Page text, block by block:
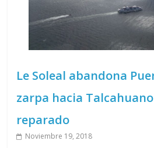
Le Soleal abandona
zarpa hacia
reparado
Noviembre 19, 2018